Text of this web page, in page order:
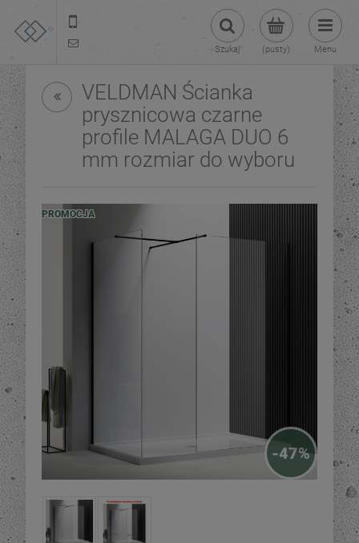
(pusty)
Szukaj Menu
VELDMAN Ścianka
prysznicowa czarne
profile MALAGA DUO 6
mm rozmiar do wyboru
PROMOCJA
-47%